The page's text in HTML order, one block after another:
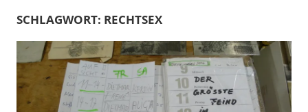
"Corona,
Gendergaga",
"Weltchaos",
"Chronik
SCHLAGWORT: RECHTSEX